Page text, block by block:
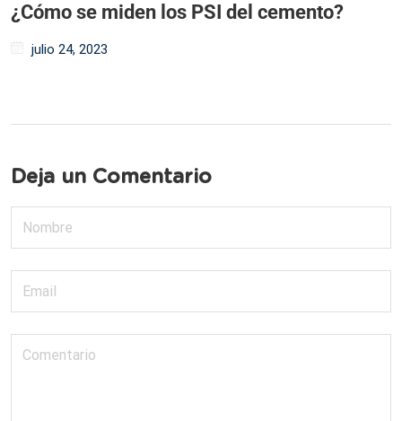
¿Cómo se miden los PSI del cemento?
julio 24, 2023
Deja un Comentario